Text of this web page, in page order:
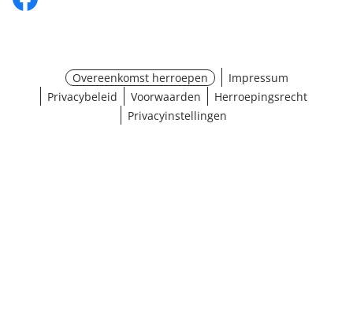
Overeenkomst herroepen
Impressum
Privacybeleid
Voorwaarden
Herroepingsrecht
Privacyinstellingen